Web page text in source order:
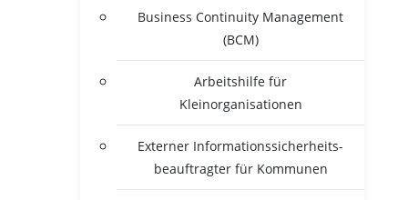
Busi­ness Con­ti­nui­ty Manage­ment
(BCM)
Arbeits­hil­fe für
Kleinorganisationen
Exter­ner Infor­ma­ti­ons­si­cher­heits­
be­auf­trag­ter für Kommunen